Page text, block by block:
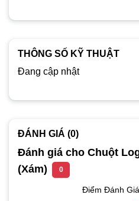
THÔNG SỐ KỸ THUẬT
Đang cập nhật
ĐÁNH GIÁ (0)
Đánh giá cho Chuột
(Xám)
0
Điểm Đánh